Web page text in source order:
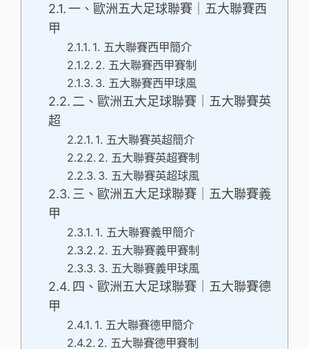
一、歐洲五大足球聯賽｜五大聯賽西
甲
1. 五大聯賽西甲簡介
2. 五大聯賽西甲賽制
3. 五大聯賽西甲球風
二、歐洲五大足球聯賽｜五大聯賽英
超
1. 五大聯賽英超簡介
2. 五大聯賽英超賽制
3. 五大聯賽英超球風
三、歐洲五大足球聯賽｜五大聯賽義
甲
1. 五大聯賽義甲簡介
2. 五大聯賽義甲賽制
3. 五大聯賽義甲球風
四、歐洲五大足球聯賽｜五大聯賽德
甲
1. 五大聯賽德甲簡介
2. 五大聯賽德甲賽制